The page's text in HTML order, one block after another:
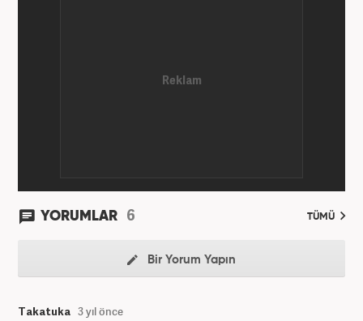
YORUMLAR 6 TÜMÜ
Bir Yorum Yapın
Takatuka 3 yıl önce